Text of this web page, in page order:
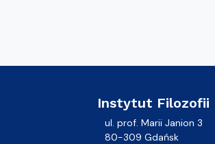
Instytut Filozofii
ul. prof. Marii Janion 3
80-309 Gdańsk